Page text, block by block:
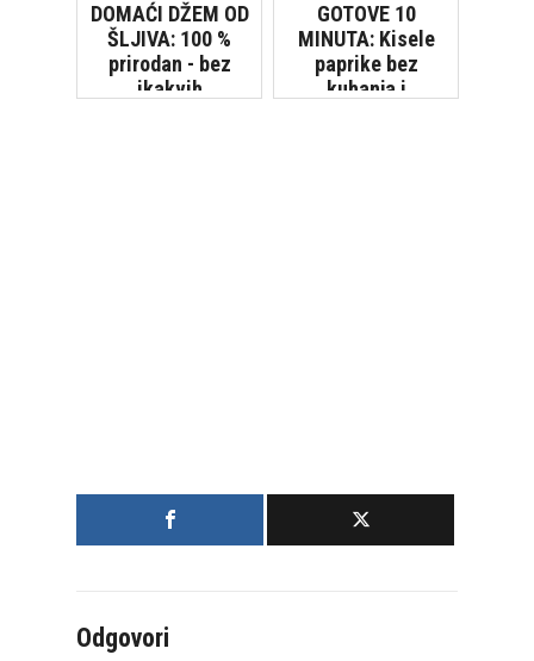
DOMAĆI DŽEM OD
ŠLJIVA: 100 %
prirodan - bez
ikakvih
GOTOVE 10
MINUTA: Kisele
paprike bez
kuhanja i
Odgovori